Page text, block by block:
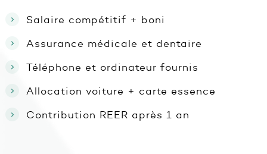
Salaire compétitif + boni
Assurance médicale et dentaire
Téléphone et ordinateur fournis
Allocation voiture + carte essence
Contribution REER après 1 an